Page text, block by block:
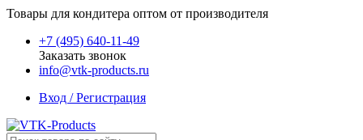
Товары для кондитера оптом от производителя
+7 (495) 640-11-49
Заказать звонок
info@vtk-products.ru
Вход / Регистрация